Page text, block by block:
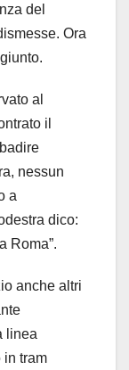
del
Ora
al
il
nessun
a
dico:
Roma”.
anche altri
linea
in tram